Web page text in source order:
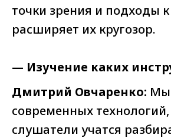
точки зрения и подходы
расширяет их кругозор.
— Изучение каких
Дмитрий Овчаренко: Мы
современных
слушатели учатся